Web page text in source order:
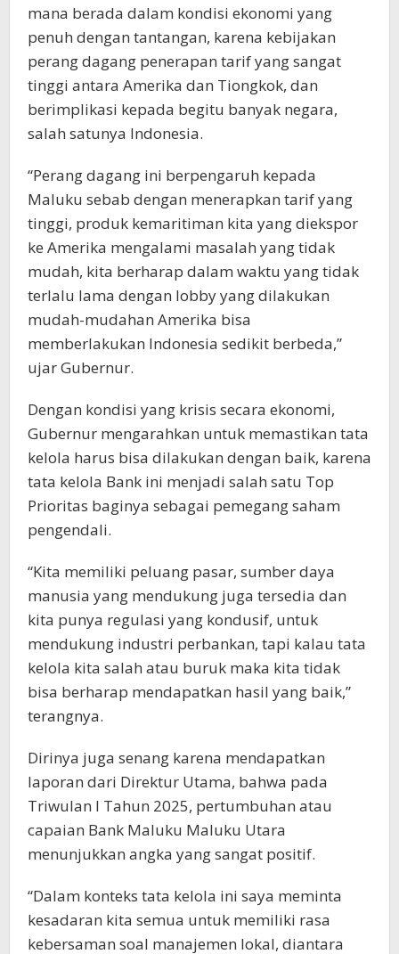
mana berada dalam kondisi ekonomi yang
penuh dengan tantangan, karena kebijakan
perang dagang penerapan tarif yang sangat
tinggi antara Amerika dan Tiongkok, dan
berimplikasi kepada begitu banyak negara,
salah satunya Indonesia.
“Perang dagang ini berpengaruh kepada
Maluku sebab dengan menerapkan tarif yang
tinggi, produk kemaritiman kita yang diekspor
ke Amerika mengalami masalah yang tidak
mudah, kita berharap dalam waktu yang tidak
terlalu lama dengan lobby yang dilakukan
mudah-mudahan Amerika bisa
memberlakukan Indonesia sedikit berbeda,”
ujar Gubernur.
Dengan kondisi yang krisis secara ekonomi,
Gubernur mengarahkan untuk memastikan tata
kelola harus bisa dilakukan dengan baik, karena
tata kelola Bank ini menjadi salah satu Top
Prioritas baginya sebagai pemegang saham
pengendali.
“Kita memiliki peluang pasar, sumber daya
manusia yang mendukung juga tersedia dan
kita punya regulasi yang kondusif, untuk
mendukung industri perbankan, tapi kalau tata
kelola kita salah atau buruk maka kita tidak
bisa berharap mendapatkan hasil yang baik,”
terangnya.
Dirinya juga senang karena mendapatkan
laporan dari Direktur Utama, bahwa pada
Triwulan I Tahun 2025, pertumbuhan atau
capaian Bank Maluku Maluku Utara
menunjukkan angka yang sangat positif.
“Dalam konteks tata kelola ini saya meminta
kesadaran kita semua untuk memiliki rasa
kebersaman soal manajemen lokal, diantara